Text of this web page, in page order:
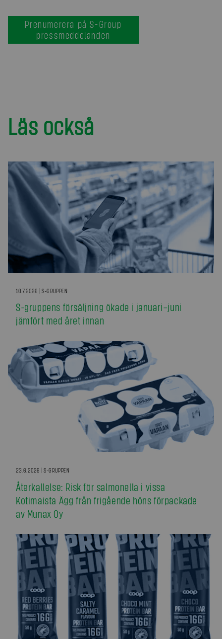
Prenumerera på S-Group
pressmeddelanden
Läs också
10.7.2026 | S-GRUPPEN
S-gruppens försäljning ökade i januari–juni
jämfört med året innan
23.6.2026 | S-GRUPPEN
Återkallelse: Risk för salmonella i vissa
Kotimaista Ägg från frigående höns förpackade
av Munax Oy